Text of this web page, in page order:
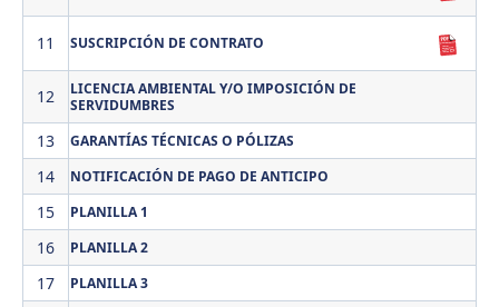
11 SUSCRIPCIÓN DE CONTRATO
12
LICENCIA AMBIENTAL Y/O IMPOSICIÓN DE
SERVIDUMBRES
13 GARANTÍAS TÉCNICAS O PÓLIZAS
14 NOTIFICACIÓN DE PAGO DE ANTICIPO
15 PLANILLA 1
16 PLANILLA 2
17 PLANILLA 3